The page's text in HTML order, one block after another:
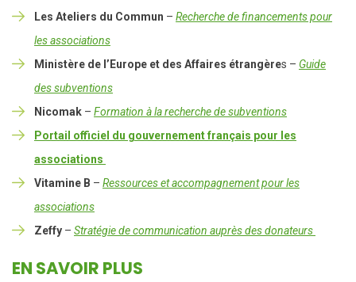
Les Ateliers du Commun – Recherche de financements pour
les associations
Ministère de l’Europe et des Affaires étrangères – Guide
des subventions
Nicomak – Formation à la recherche de subventions
Portail officiel du gouvernement français pour les
associations
Vitamine B – Ressources et accompagnement pour les
associations
Zeffy – Stratégie de communication auprès des donateurs
EN SAVOIR PLUS